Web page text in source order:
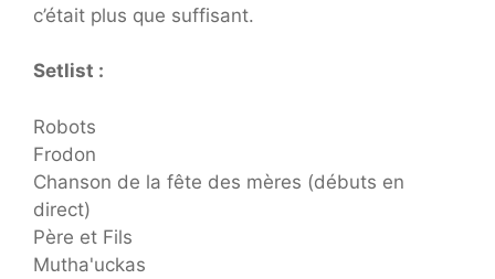
c’était plus que suffisant.
Setlist :
Robots
Frodon
Chanson de la fête des mères (débuts en
direct)
Père et Fils
Mutha'uckas